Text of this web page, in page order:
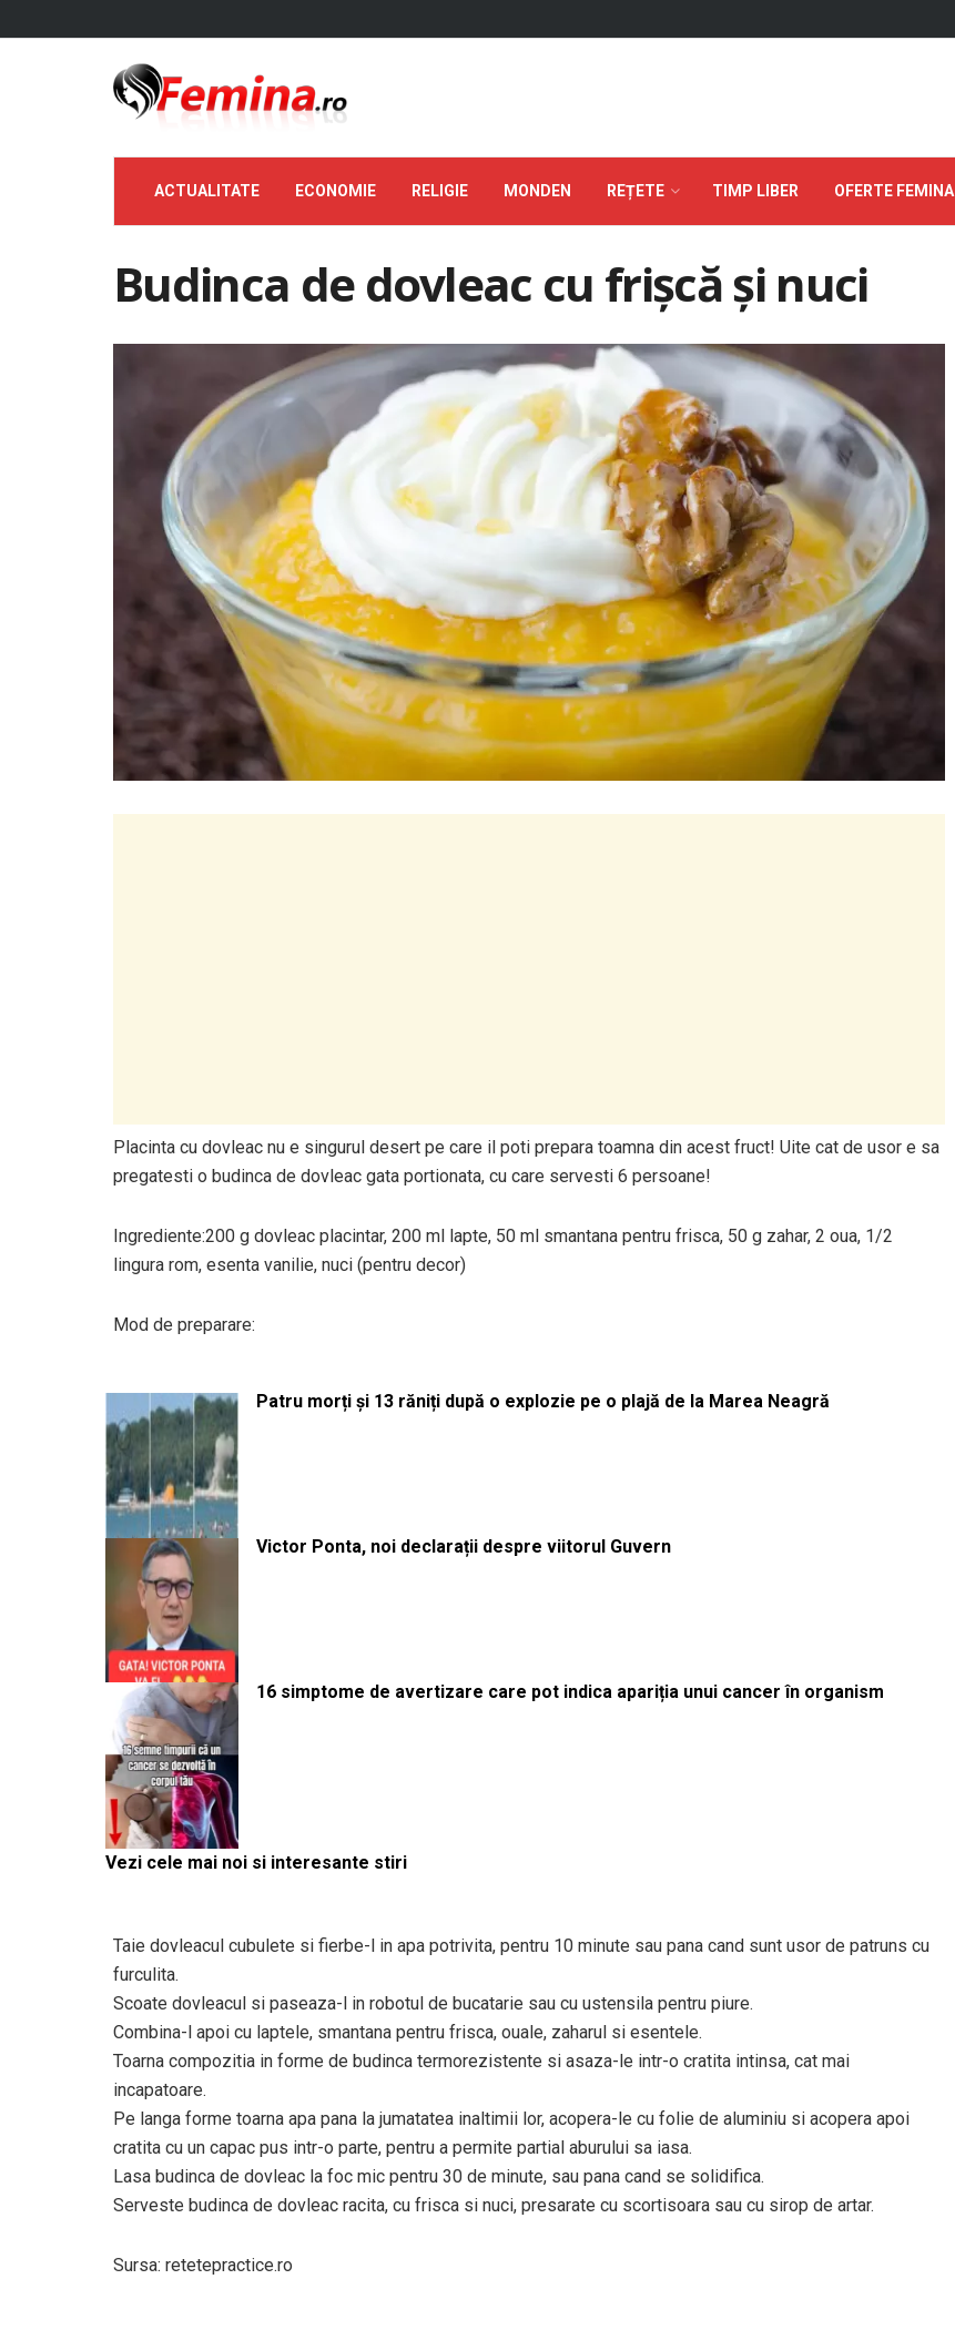
ACTUALITATE ECONOMIE RELIGIE MONDEN REȚETE TIMP LIBER OFERTE FEMINA
Budinca de dovleac cu frișcă și nuci
Placinta cu dovleac nu e singurul desert pe care il poti prepara toamna din acest fruct! Uite cat de usor e sa
pregatesti o budinca de dovleac gata portionata, cu care servesti 6 persoane!
Ingrediente:200 g dovleac placintar, 200 ml lapte, 50 ml smantana pentru frisca, 50 g zahar, 2 oua, 1/2
lingura rom, esenta vanilie, nuci (pentru decor)
Mod de preparare:
Patru morți și 13 răniți după o explozie pe o plajă de la Marea Neagră
Victor Ponta, noi declarații despre viitorul Guvern
16 simptome de avertizare care pot indica apariția unui cancer în organism
Vezi cele mai noi si interesante stiri
Taie dovleacul cubulete si fierbe-l in apa potrivita, pentru 10 minute sau pana cand sunt usor de patruns cu
furculita.
Scoate dovleacul si paseaza-l in robotul de bucatarie sau cu ustensila pentru piure.
Combina-l apoi cu laptele, smantana pentru frisca, ouale, zaharul si esentele.
Toarna compozitia in forme de budinca termorezistente si asaza-le intr-o cratita intinsa, cat mai
incapatoare.
Pe langa forme toarna apa pana la jumatatea inaltimii lor, acopera-le cu folie de aluminiu si acopera apoi
cratita cu un capac pus intr-o parte, pentru a permite partial aburului sa iasa.
Lasa budinca de dovleac la foc mic pentru 30 de minute, sau pana cand se solidifica.
Serveste budinca de dovleac racita, cu frisca si nuci, presarate cu scortisoara sau cu sirop de artar.
Sursa: retetepractice.ro